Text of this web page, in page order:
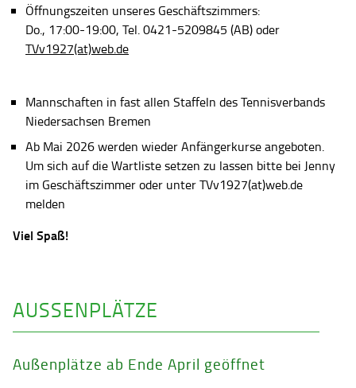
Öffnungszeiten unseres Geschäftszimmers:
Do., 17:00-19:00, Tel. 0421-5209845 (AB) oder
TVv1927(at)web.de
Mannschaften in fast allen Staffeln des Tennisverbands
Niedersachsen Bremen
Ab Mai 2026 werden wieder Anfängerkurse angeboten.
Um sich auf die Wartliste setzen zu lassen bitte bei Jenny
im Geschäftszimmer oder unter TVv1927(at)web.de
melden
Viel Spaß!
AUSSENPLÄTZE
Außenplätze ab Ende April geöffnet